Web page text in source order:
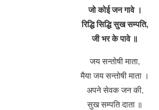
जो कोई जन गावे ।
रिद्धि सिद्धि सुख सम्पति,
जी भर के पावे ॥
जय सन्तोषी माता,
मैया जय सन्तोषी माता ।
अपने सेवक जन की,
सुख सम्पति दाता ॥